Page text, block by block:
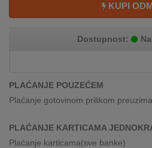
KAKO
KUPITI?
IZ
INOSTRANSTVA
KUPI
Dostupnost:
PLAĆANJE POUZEĆEM
Plaćanje gotovinom prilikom
PLAĆANJE KARTICAMA
Plaćanje karticama(sve banke)